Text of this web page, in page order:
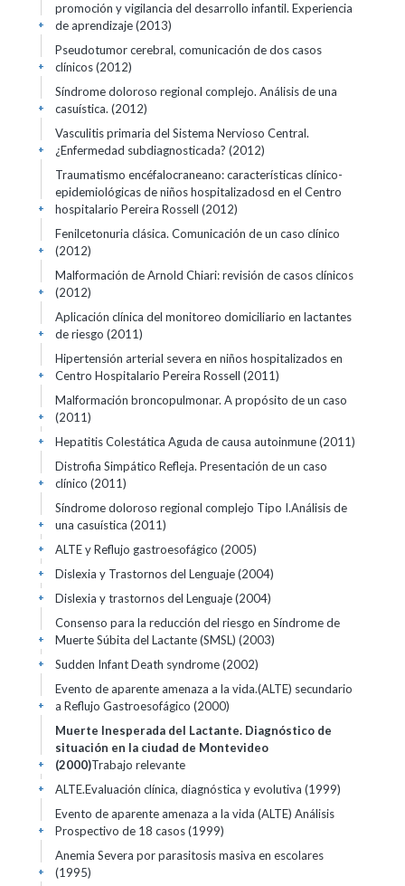
promoción y vigilancia del desarrollo infantil. Experiencia
de aprendizaje (2013)
+
Pseudotumor cerebral, comunicación de dos casos
clínicos (2012)
+
Síndrome doloroso regional complejo. Análisis de una
casuística. (2012)
+
Vasculitis primaria del Sistema Nervioso Central.
¿Enfermedad subdiagnosticada? (2012)
+
Traumatismo encéfalocraneano: características clínico-
epidemiológicas de niños hospitalizadosd en el Centro
hospitalario Pereira Rossell (2012)
+
Fenilcetonuria clásica. Comunicación de un caso clínico
(2012)
+
Malformación de Arnold Chiari: revisión de casos clínicos
(2012)
+
Aplicación clínica del monitoreo domiciliario en lactantes
de riesgo (2011)
+
Hipertensión arterial severa en niños hospitalizados en
Centro Hospitalario Pereira Rossell (2011)
+
Malformación broncopulmonar. A propósito de un caso
(2011)
+
Hepatitis Colestática Aguda de causa autoinmune (2011)
+
Distrofia Simpático Refleja. Presentación de un caso
clínico (2011)
+
Síndrome doloroso regional complejo Tipo I.Análisis de
una casuística (2011)
+
ALTE y Reflujo gastroesofágico (2005)
+
Dislexia y Trastornos del Lenguaje (2004)
+
Dislexia y trastornos del Lenguaje (2004)
+
Consenso para la reducción del riesgo en Síndrome de
Muerte Súbita del Lactante (SMSL) (2003)
+
Sudden Infant Death syndrome (2002)
+
Evento de aparente amenaza a la vida.(ALTE) secundario
a Reflujo Gastroesofágico (2000)
+
Muerte Inesperada del Lactante. Diagnóstico de
situación en la ciudad de Montevideo
(2000)Trabajo relevante
+
ALTE.Evaluación clínica, diagnóstica y evolutiva (1999)
+
Evento de aparente amenaza a la vida (ALTE) Análisis
Prospectivo de 18 casos (1999)
+
Anemia Severa por parasitosis masiva en escolares
(1995)
+